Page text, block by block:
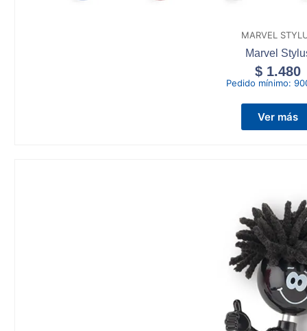
MARVEL
Marvel
$ 1.480
Pedido mínimo:
Ver más